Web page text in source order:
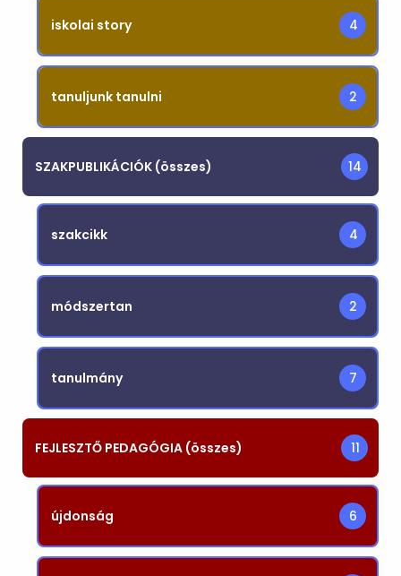
iskolai story 4
tanuljunk tanulni 2
SZAKPUBLIKÁCIÓK (összes) 14
szakcikk 4
módszertan 2
tanulmány 7
FEJLESZTŐ PEDAGÓGIA (összes) 11
újdonság 6